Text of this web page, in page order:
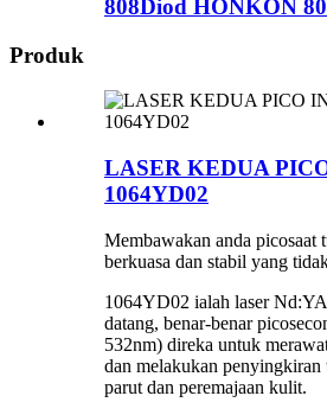
808Diod HONKON
Produk
LASER KEDUA
1064YD02
Membawakan anda picosaat
berkuasa dan stabil yang
1064YD02 ialah laser
datang, benar-benar
532nm) direka untuk
dan melakukan penyingkiran
parut dan peremajaan kulit.